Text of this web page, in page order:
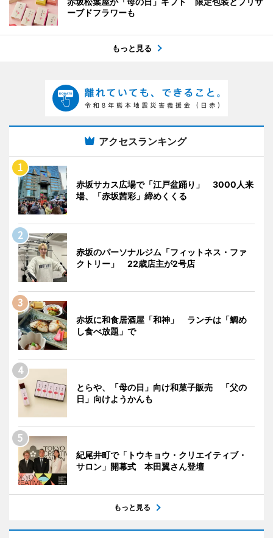
ーブドフラワーも
もっと見る
アクセスランキング
赤坂サカス広場で「江戸盆踊り」 3000人来
場、「赤坂茜彩」締めくくる
赤坂のパーソナルジム「フィットネス・ファ
クトリー」 22歳店主が2号店
赤坂に和食居酒屋「和神」 ランチは「鯛め
し食べ放題」で
とらや、「母の日」向け和菓子販売 「父の
日」向けようかんも
紀尾井町で「トウキョウ・クリエイティブ・
サロン」開幕式 本田翼さん登壇
もっと見る